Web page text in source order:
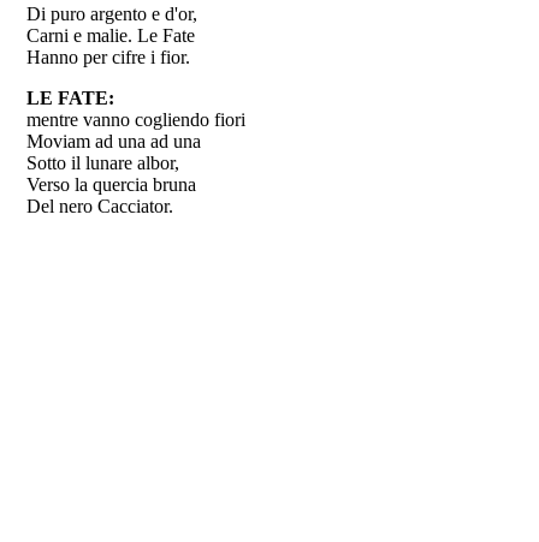
Di puro argento e d'or,
Carni e malie. Le Fate
Hanno per cifre i fior.
LE FATE:
mentre vanno cogliendo fiori
Moviam ad una ad una
Sotto il lunare albor,
Verso la quercia bruna
Del nero Cacciator.